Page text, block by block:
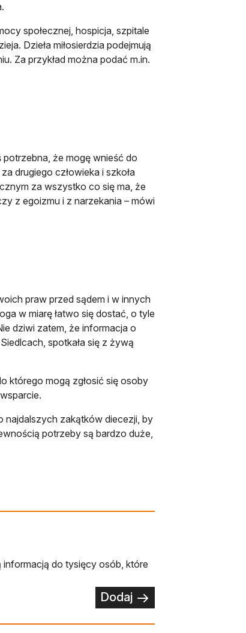
społecznej, hospicja, szpitale
Dzieła miłosierdzia podejmują
Za przykład można podać m.in.
że mogę wnieść do
drugiego człowieka i szkoła
za wszystko co się ma, że
z egoizmu i z narzekania – mówi
praw przed sądem i w innych
w miarę łatwo się dostać, o tyle
dziwi zatem, że informacja o
spotkała się z żywą
którego mogą zgłosić się osoby
najdalszych zakątków diecezji, by
potrzeby są bardzo duże,
do tysięcy osób, które
Dodaj